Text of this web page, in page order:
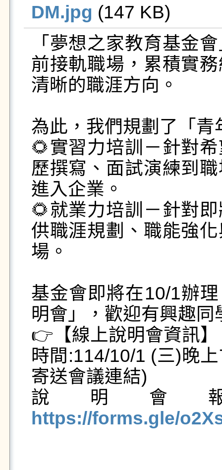
DM.jpg (147 KB)
「夢想之家教育基金
前接軌職場，累積實
清晰的職涯方向。
為此，我們規劃了「
🌻實習力培訓－針對
歷撰寫、面試演練到
進入企業。
🌻就業力培訓－針對
供職涯規劃、職能強
場。
基金會即將在10/1辦
明會」，歡迎有興趣同
👉️【線上說明會資訊】
時間:114/10/1 (三)晚
寄送會議連結)
說明會
https://forms.gle/